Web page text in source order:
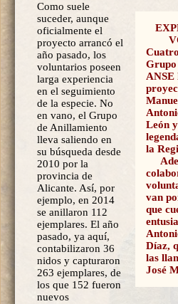
Grupo
ANSE
León
la
van
que
Díaz,
las
José
Como suele
suceder, aunque
oficialmente el
proyecto arrancó el
año pasado, los
voluntarios poseen
larga experiencia
en el seguimiento
de la especie. No
en vano, el Grupo
de Anillamiento
lleva saliendo en
su búsqueda desde
2010 por la
provincia de
Alicante. Así, por
ejemplo, en 2014
se anillaron 112
ejemplares. El año
pasado, ya aquí,
contabilizaron 36
nidos y capturaron
263 ejemplares, de
los que 152 fueron
nuevos